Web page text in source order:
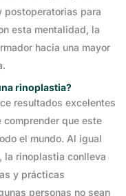
postoperatorias para
esta mentalidad, la
hacia una mayor
rinoplastia?
resultados excelentes
comprender que este
el mundo. Al igual
la rinoplastia conlleva
y prácticas
personas no sean